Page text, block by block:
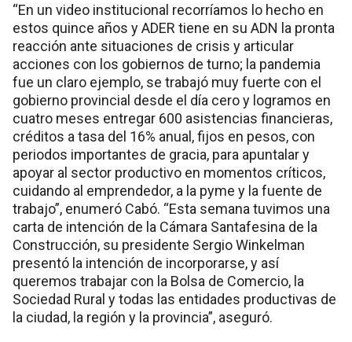
“En un video institucional recorríamos lo hecho en
estos quince años y ADER tiene en su ADN la pronta
reacción ante situaciones de crisis y articular
acciones con los gobiernos de turno; la pandemia
fue un claro ejemplo, se trabajó muy fuerte con el
gobierno provincial desde el día cero y logramos en
cuatro meses entregar 600 asistencias financieras,
créditos a tasa del 16% anual, fijos en pesos, con
periodos importantes de gracia, para apuntalar y
apoyar al sector productivo en momentos críticos,
cuidando al emprendedor, a la pyme y la fuente de
trabajo”, enumeró Cabó. “Esta semana tuvimos una
carta de intención de la Cámara Santafesina de la
Construcción, su presidente Sergio Winkelman
presentó la intención de incorporarse, y así
queremos trabajar con la Bolsa de Comercio, la
Sociedad Rural y todas las entidades productivas de
la ciudad, la región y la provincia”, aseguró.